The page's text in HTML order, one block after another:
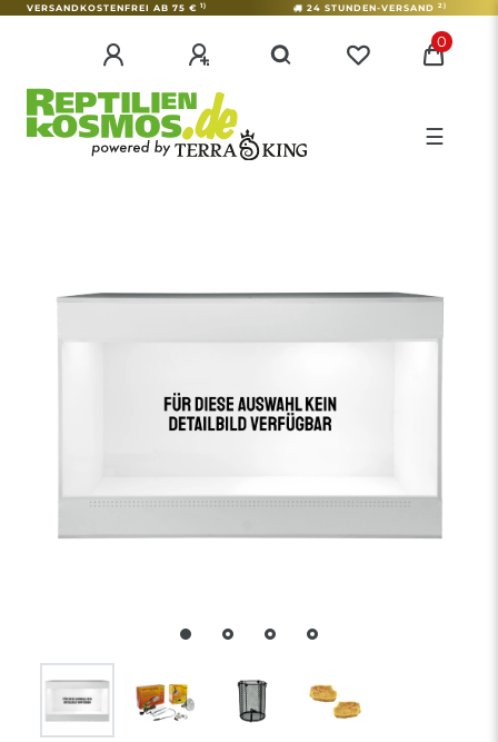
VERSANDKOSTENFREI AB 75 € 1) 24 STUNDEN-VERSAND 2)
0
☰